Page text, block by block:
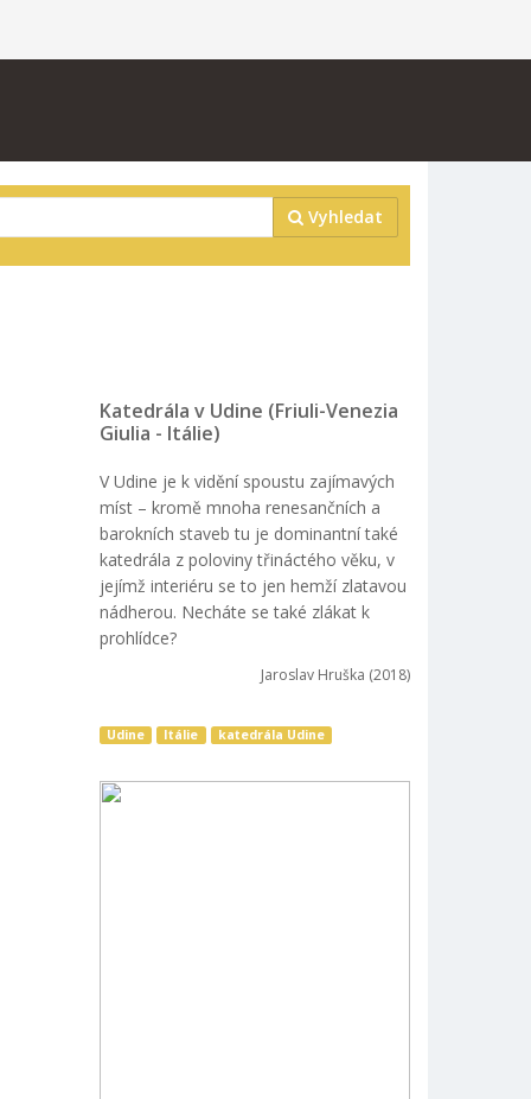
Vyhledat
Katedrála v Udine (Friuli-Venezia
Giulia - Itálie)
V Udine je k vidění spoustu zajímavých
míst – kromě mnoha renesančních a
barokních staveb tu je dominantní také
katedrála z poloviny třináctého věku, v
jejímž interiéru se to jen hemží zlatavou
nádherou. Necháte se také zlákat k
prohlídce?
Jaroslav Hruška (2018)
Udine Itálie katedrála Udine